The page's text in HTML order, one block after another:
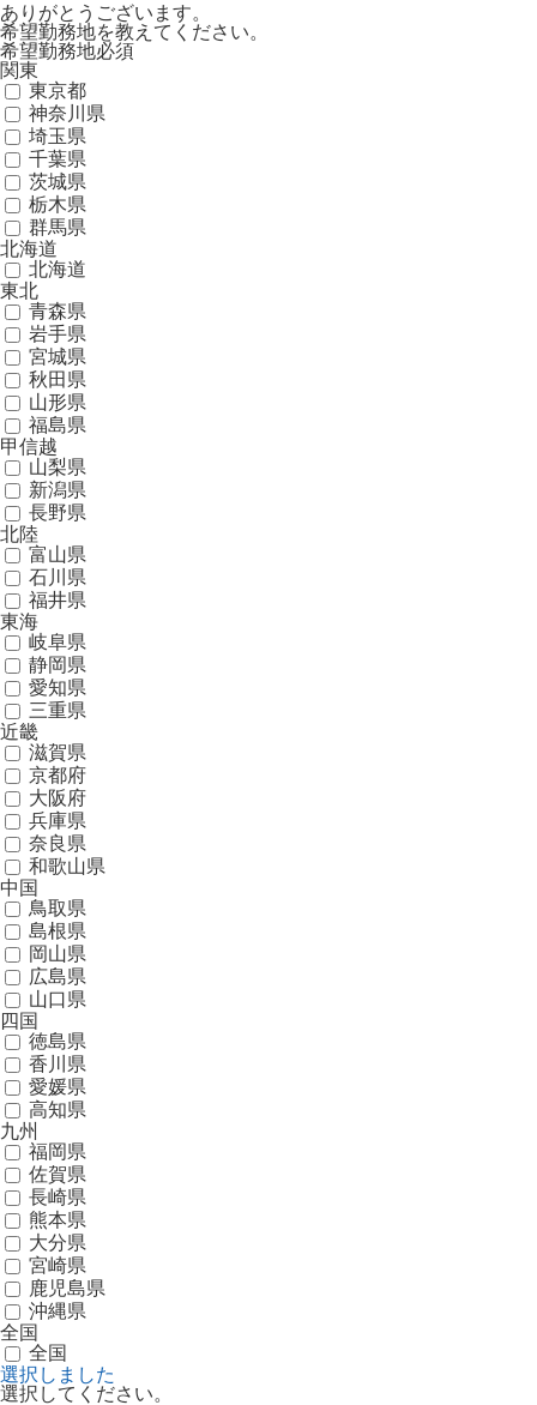
ありがとうございます。
希望勤務地を教えてください。
希望勤務地必須
関東
東京都
神奈川県
埼玉県
千葉県
茨城県
栃木県
群馬県
北海道
北海道
東北
青森県
岩手県
宮城県
秋田県
山形県
福島県
甲信越
山梨県
新潟県
長野県
北陸
富山県
石川県
福井県
東海
岐阜県
静岡県
愛知県
三重県
近畿
滋賀県
京都府
大阪府
兵庫県
奈良県
和歌山県
中国
鳥取県
島根県
岡山県
広島県
山口県
四国
徳島県
香川県
愛媛県
高知県
九州
福岡県
佐賀県
長崎県
熊本県
大分県
宮崎県
鹿児島県
沖縄県
全国
全国
選択しました
選択してください。